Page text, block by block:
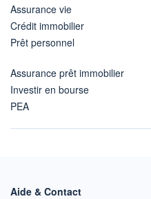
Assurance vie
Crédit immobilier
Prêt personnel
Assurance prêt immobilier
Investir en bourse
PEA
Aide & Contact